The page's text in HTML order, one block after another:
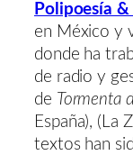
Polipoesía &
en México y
donde ha
de radio y
de Tormenta
España), (La
textos han